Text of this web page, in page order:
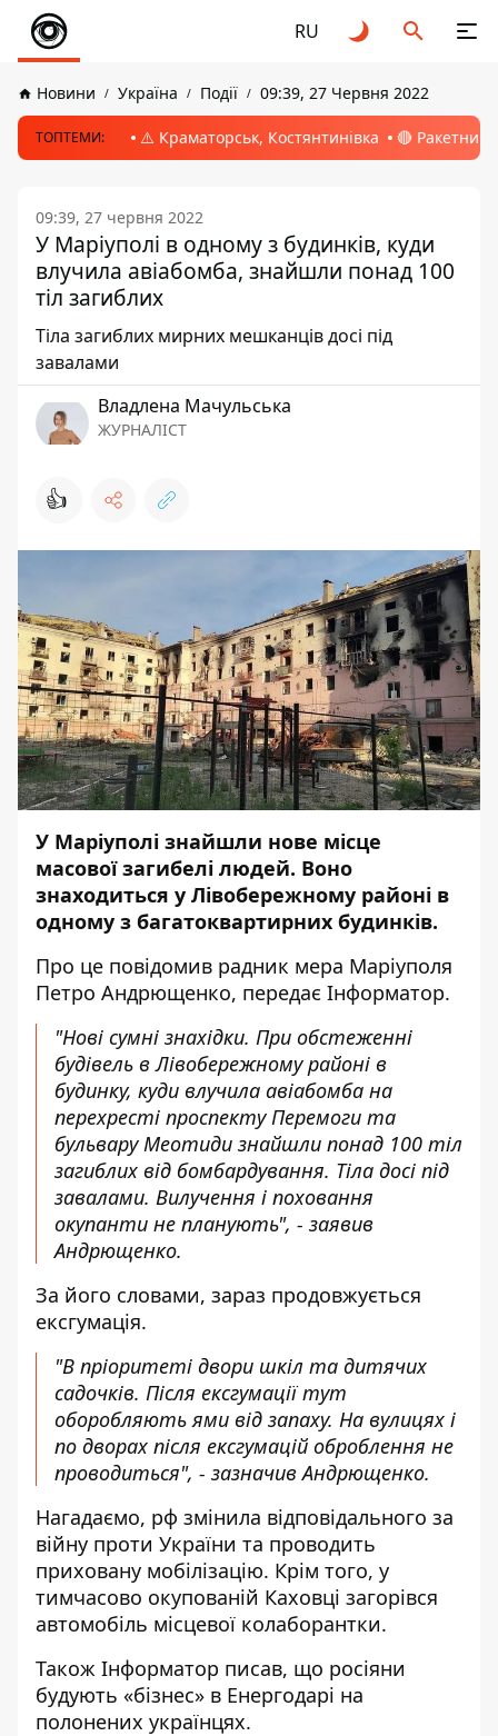
RU
Новини Україна Події 09:39, 27 Червня 2022
ТОПТЕМИ: ⚠️ Краматорськ, Костянтинівка 🔴 Ракетний
09:39, 27 червня 2022
У Маріуполі в одному з будинків, куди
влучила авіабомба, знайшли понад 100
тіл загиблих
Тіла загиблих мирних мешканців досі під
завалами
Владлена Мачульська
ЖУРНАЛІСТ
👍
У Маріуполі знайшли нове місце
масової загибелі людей. Воно
знаходиться у Лівобережному районі в
одному з багатоквартирних будинків.
Про це повідомив радник мера Маріуполя
Петро Андрющенко, передає Інформатор.
"Нові сумні знахідки. При обстеженні
будівель в Лівобережному районі в
будинку, куди влучила авіабомба на
перехресті проспекту Перемоги та
бульвару Меотиди знайшли понад 100 тіл
загиблих від бомбардування. Тіла досі під
завалами. Вилучення і поховання
окупанти не планують", - заявив
Андрющенко.
За його словами, зараз продовжується
ексгумація.
"В пріоритеті двори шкіл та дитячих
садочків. Після ексгумації тут
оборобляють ями від запаху. На вулицях і
по дворах після ексгумацій оброблення не
проводиться", - зазначив Андрющенко.
Нагадаємо, рф змінила відповідального за
війну проти України та проводить
приховану мобілізацію. Крім того, у
тимчасово окупованій Каховці загорівся
автомобіль місцевої колаборантки.
Також Інформатор писав, що росіяни
будують «бізнес» в Енергодарі на
полонених українцях.